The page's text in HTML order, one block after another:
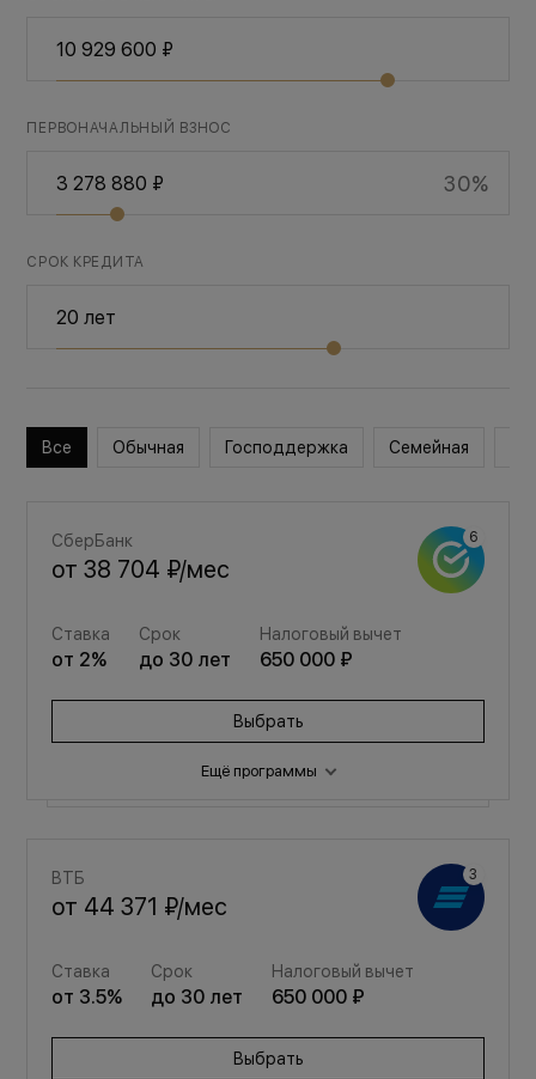
ПЕРВОНАЧАЛЬНЫЙ ВЗНОС
30%
СРОК КРЕДИТА
Все Обычная Господдержка Семейная
СберБанк
от38 704 ₽/мес
Ставка
от 2%
Срок
до 30 лет
Налоговый вычет
650 000 ₽
Выбрать
Ещё программы
от 51 825 ₽/мес
от3.5% до30 650 000 ₽
Выбрать
ВТБ
от 44 371 ₽/мес
Ставка
от 3.5%
Срок
до 30 лет
Налоговый вычет
650 000 ₽
Выбрать